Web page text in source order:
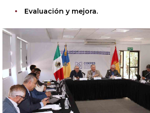
Evaluación y mejora.